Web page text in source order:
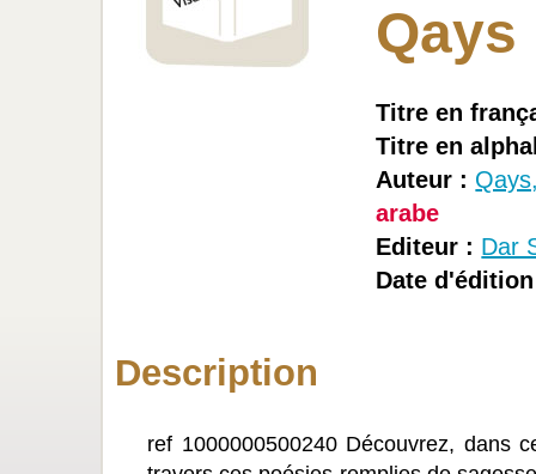
Qays
Titre en
Titre en
Auteur :
arabe
Editeur : Dar
Date
Description
ref 1000000500240 Découvrez, dans